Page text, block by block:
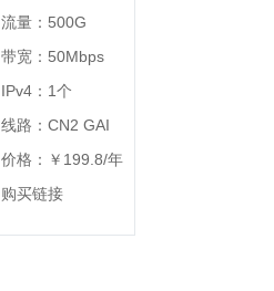
流量：500G
带宽：50Mbps
IPv4：1个
线路：CN2 GAI
价格：￥199.8/年
购买链接